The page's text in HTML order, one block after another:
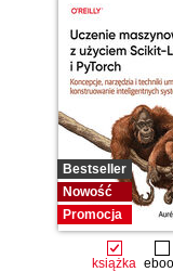
Bestseller
Nowość
Promocja
książka